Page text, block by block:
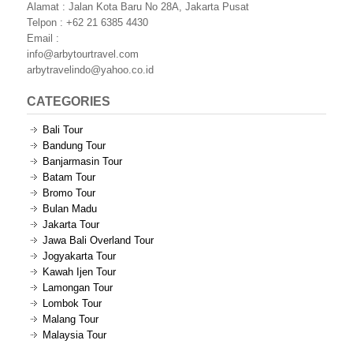
Alamat : Jalan Kota Baru No 28A, Jakarta Pusat
Telpon : +62 21 6385 4430
Email :
info@arbytourtravel.com
arbytravelindo@yahoo.co.id
CATEGORIES
Bali Tour
Bandung Tour
Banjarmasin Tour
Batam Tour
Bromo Tour
Bulan Madu
Jakarta Tour
Jawa Bali Overland Tour
Jogyakarta Tour
Kawah Ijen Tour
Lamongan Tour
Lombok Tour
Malang Tour
Malaysia Tour